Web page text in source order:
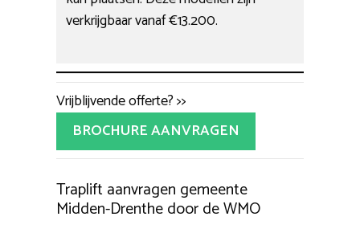
verkrijgbaar vanaf €13.200.
Vrijblijvende offerte? >>
BROCHURE AANVRAGEN
Traplift aanvragen gemeente
Midden-Drenthe door de WMO